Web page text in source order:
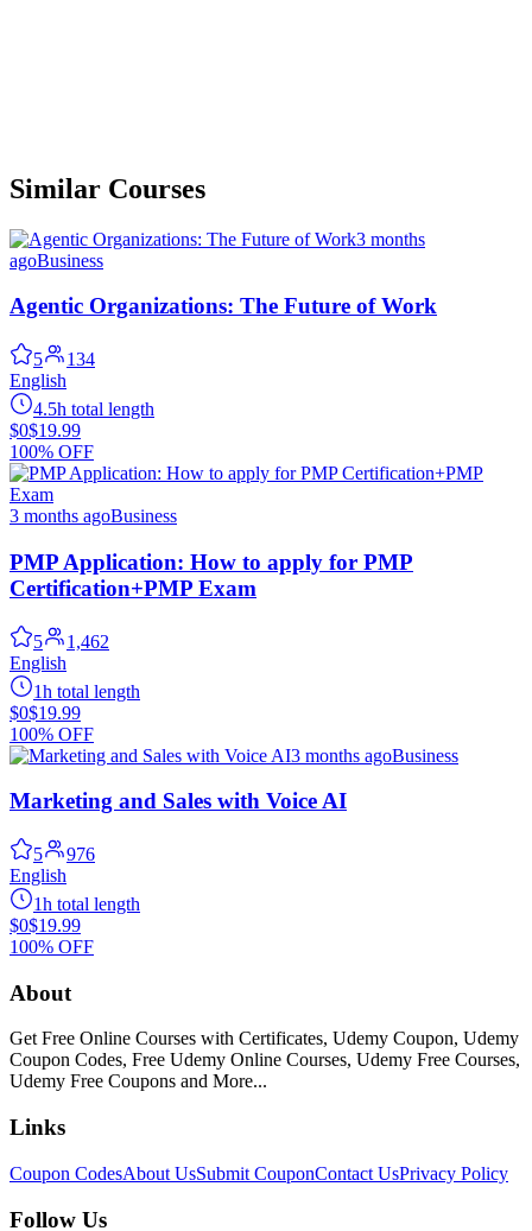
Similar Courses
3 months
agoBusiness
Agentic Organizations: The Future of Work
5
134
English
4.5h total length
$0$19.99
100% OFF
3 months agoBusiness
PMP Application: How to apply for PMP
Certification+PMP Exam
5
1,462
English
1h total length
$0$19.99
100% OFF
3 months agoBusiness
Marketing and Sales with Voice AI
5
976
English
1h total length
$0$19.99
100% OFF
About
Get Free Online Courses with Certificates, Udemy Coupon, Udemy
Coupon Codes, Free Udemy Online Courses, Udemy Free Courses,
Udemy Free Coupons and More...
Links
Coupon CodesAbout UsSubmit CouponContact UsPrivacy Policy
Follow Us